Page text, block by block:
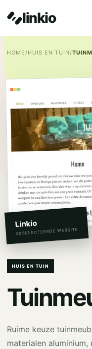
linkio
HOME/HUIS EN TUIN/
Linkio
GESELECTEERDE WEBSITE
HUIS EN TUIN
Ruime keuze
materialen